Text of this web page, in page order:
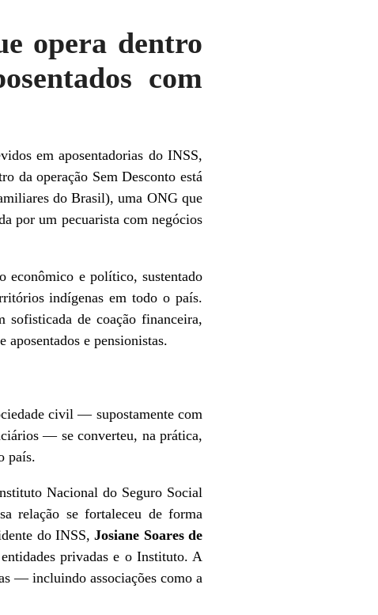
opera dentro
com
em aposentadorias do INSS,
da operação Sem Desconto está
do Brasil), uma ONG que
por um pecuarista com negócios
econômico e político, sustentado
indígenas em todo o país.
sofisticada de coação financeira,
e pensionistas.
civil — supostamente com
— se converteu, na prática,
país.
Nacional do Seguro Social
relação se fortaleceu de forma
do INSS,Josiane Soares de
privadas e o Instituto. A
— incluindo associações como a